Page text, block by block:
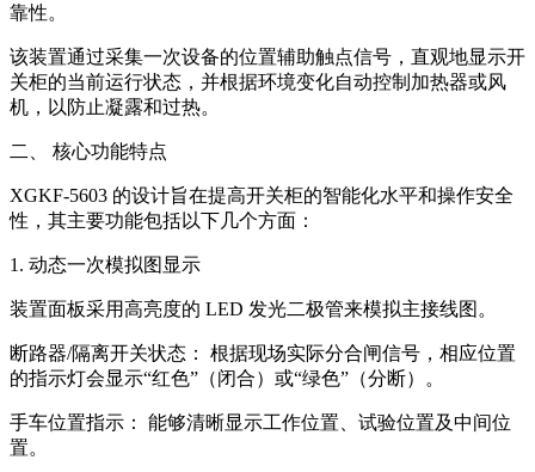
靠性。
该装置通过采集一次设备的位置辅助触点信号，直观地显示开
关柜的当前运行状态，并根据环境变化自动控制加热器或风
机，以防止凝露和过热。
二、 核心功能特点
XGKF-5603 的设计旨在提高开关柜的智能化水平和操作安全
性，其主要功能包括以下几个方面：
1. 动态一次模拟图显示
装置面板采用高亮度的 LED 发光二极管来模拟主接线图。
断路器/隔离开关状态： 根据现场实际分合闸信号，相应位置
的指示灯会显示“红色”（闭合）或“绿色”（分断）。
手车位置指示： 能够清晰显示工作位置、试验位置及中间位
置。